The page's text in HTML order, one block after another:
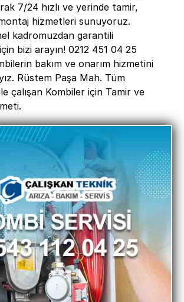
7/24 hızlı ve yerinde tamir,
hizmetleri sunuyoruz.
kadromuzdan garantili
bizi arayın! 0212 451 04 25
bakım ve onarım hizmetini
Rüstem Paşa Mah. Tüm
çalışan Kombiler için Tamir ve